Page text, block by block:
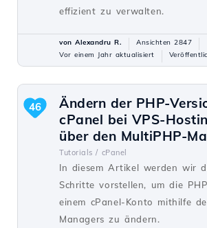
effizient zu verwalten.
von Alexandru R.
Ansichten 2847
Vor einem Jahr aktualisiert
Ändern der PHP-
cPanel bei VPS-
über den MultiPHP-
Tutorials / cPanel
In diesem Artikel werden wir
Schritte vorstellen, um die
einem cPanel-Konto mithilfe
Managers zu ändern.
46